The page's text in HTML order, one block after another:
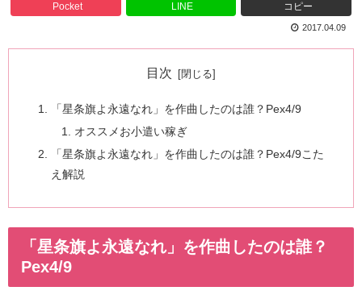
Pocket LINE コピー
2017.04.09
目次
「星条旗よ永遠なれ」を作曲したのは誰？Pex4/9
オススメお小遣い稼ぎ
「星条旗よ永遠なれ」を作曲したのは誰？Pex4/9こた
え解説
「星条旗よ永遠なれ」を作曲したのは誰？
Pex4/9